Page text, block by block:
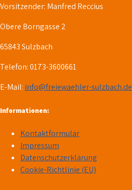
Vorsitzender: Manfred Reccius
Obere Borngasse 2
65843 Sulzbach
Telefon: 0173-3600661
E-Mail: info@freiewaehler-sulzbach.de
Informationen:
Kontaktformular
Impressum
Datenschutzerklärung
Cookie-Richtlinie (EU)